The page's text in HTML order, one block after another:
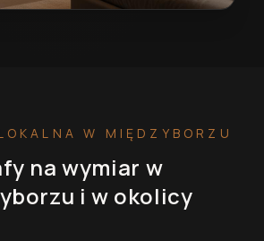
W MIĘDZYBORZU
na wymiar w
i w okolicy